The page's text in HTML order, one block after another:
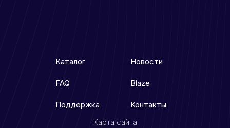
Каталог Новости
FAQ Blaze
Поддержка
Контакты
Карта сайта